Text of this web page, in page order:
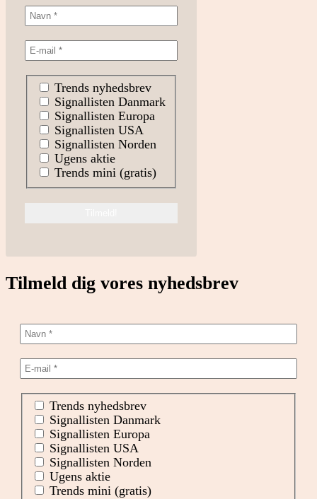
Trends nyhedsbrev
Signallisten Danmark
Signallisten Europa
Signallisten USA
Signallisten Norden
Ugens aktie
Trends mini (gratis)
Tilmeld dig vores nyhedsbrev
Trends nyhedsbrev
Signallisten Danmark
Signallisten Europa
Signallisten USA
Signallisten Norden
Ugens aktie
Trends mini (gratis)